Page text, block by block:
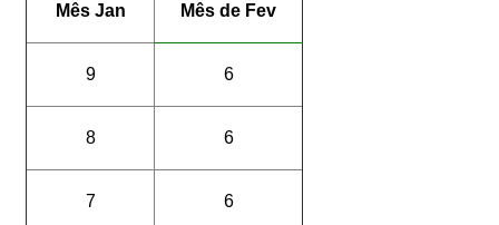
Mês Jan Mês de Fev
9 6
8 6
7 6